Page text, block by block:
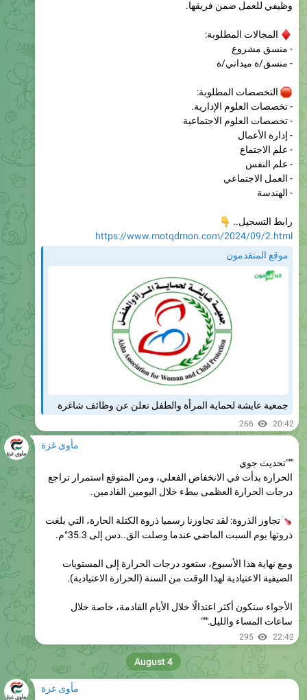
المجالات المطلوبة:
- منسق/ة ميداني/ة
التخصصات المطلوبة:
- تخصصات العلوم الاجتماعية
- إدارة الأعمال
- علم الاجتماع
- علم النفس
- العمل الاجتماعي
- الهندسة
رابط التسجيل..
موقع المتقدمون
جمعية عايشة لحماية المرأة والطفل تعلن عن وظائف شاغرة
266 20:42
مأوى غزة
"""تحديث جوي
الحرارة بدأت في الانخفاض الفعلي، ومن المتوقع استمرار تراجع
درجات الحرارة العظمى ببطء خلال اليومين القادمين.
تجاوز الذروة: لقد تجاوزنا رسميا ذروة الكتلة الحارة، التي بلغت
ومع نهاية هذا الأسبوع، ستعود درجات الحرارة إلى المستويات
الأجواء ستكون أكثر اعتدالًا خلال الأيام القادمة، خاصة خلال
295 22:42
مأوى غزة
طقس فلسطين: اليوم الثلاثاء يشهد انخفاضًا طفيفًا في درجات
الحرارة، ويكون الجو حارًا في ساعات النهار، معتدلًا ومنعشًا ليلاً